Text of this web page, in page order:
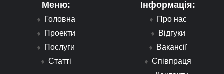
Меню:
Головна
Проекти
Послуги
Статті
Інформація:
Про нас
Відгуки
Вакансії
Співпраця